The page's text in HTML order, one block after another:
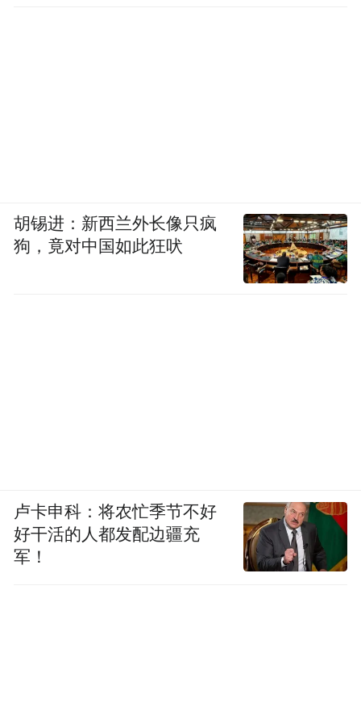
胡锡进：新西兰外长像只疯
狗，竟对中国如此狂吠
卢卡申科：将农忙季节不好
好干活的人都发配边疆充
军！